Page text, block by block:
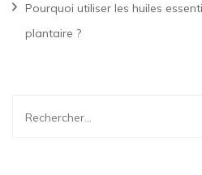
Pourquoi utiliser les huiles
plantaire ?
Rechercher :